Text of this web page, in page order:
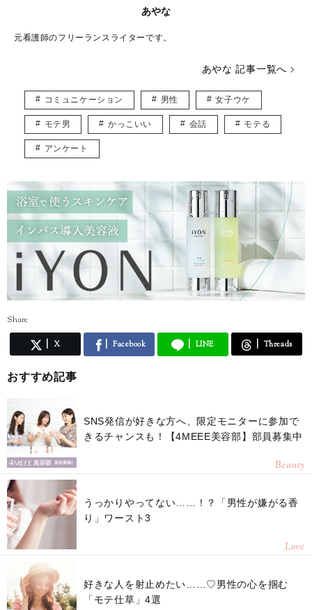
あやな
元看護師のフリーランスライターです。
あやな 記事一覧へ
コミュニケーション 男性 女子ウケ
モテ男 かっこいい 会話 モテる
アンケート
Share
X Facebook LINE Threads
おすすめ記事
SNS発信が好きな方へ、限定モニターに参加で
きるチャンスも！【4MEEE美容部】部員募集中
Beauty
うっかりやってない……！？「男性が嫌がる香
り」ワースト3
Love
好きな人を射止めたい……♡男性の心を掴む
「モテ仕草」4選